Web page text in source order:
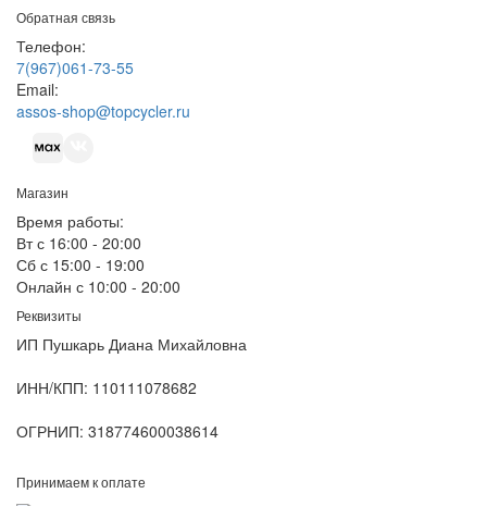
Обратная связь
Телефон:
7(967)061-73-55
Email:
assos-shop@topcycler.ru
Магазин
Время работы:
Вт с 16:00 - 20:00
Сб с 15:00 - 19:00
Онлайн с 10:00 - 20:00
Реквизиты
ИП Пушкарь Диана Михайловна
ИНН/КПП: 110111078682
ОГРНИП: 318774600038614
Принимаем к оплате